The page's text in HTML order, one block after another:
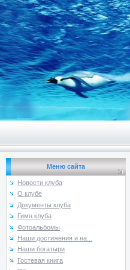
Меню сайта
Новости клуба
О клубе
Документы клуба
Гимн клуба
Фотоальбомы
Наши достижения и на...
Наши богатыри
Гостевая книга